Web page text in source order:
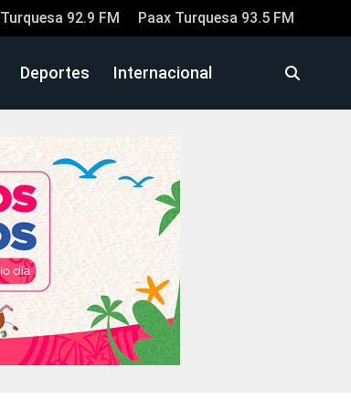
Turquesa 92.9 FM Paax Turquesa 93.5 FM
Deportes Internacional